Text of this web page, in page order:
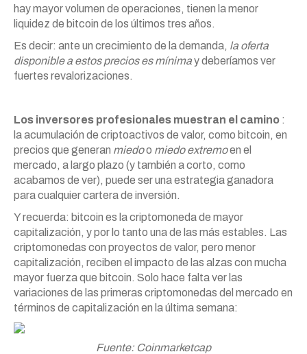
hay mayor volumen de operaciones, tienen la menor
liquidez de bitcoin de los últimos tres años.
Es decir: ante un crecimiento de la demanda, la oferta
disponible a estos precios es mínimay deberíamos ver
fuertes revalorizaciones.
Los inversores profesionales muestran el camino :
la acumulación de criptoactivos de valor, como bitcoin, en
precios que generan miedoo miedo extremoen el
mercado, a largo plazo (y también a corto, como
acabamos de ver), puede ser una estrategia ganadora
para cualquier cartera de inversión.
Y recuerda: bitcoin es la criptomoneda de mayor
capitalización, y por lo tanto una de las más estables. Las
criptomonedas con proyectos de valor, pero menor
capitalización, reciben el impacto de las alzas con mucha
mayor fuerza que bitcoin. Solo hace falta ver las
variaciones de las primeras criptomonedas del mercado en
términos de capitalización en la última semana:
Fuente: Coinmarketcap